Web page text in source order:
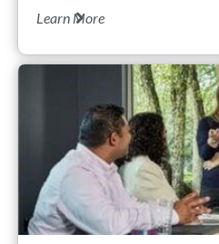
Learn More